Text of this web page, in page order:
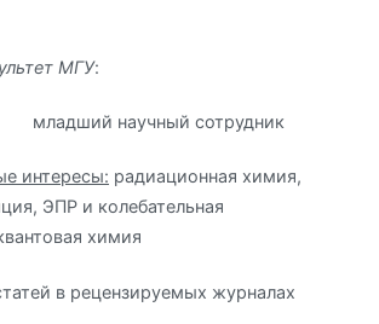
МГУ:
младший научный сотрудник
интересы: радиационная химия,
ЭПР и колебательная
химия
в рецензируемых журналах